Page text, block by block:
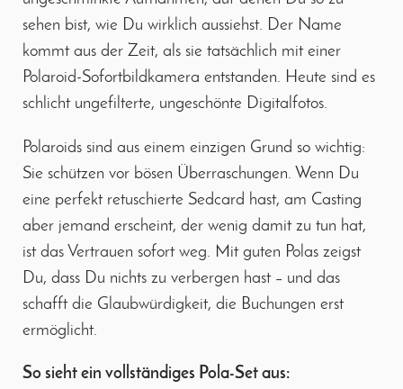
sehen bist, wie Du wirklich aussiehst. Der Name
kommt aus der Zeit, als sie tatsächlich mit einer
Polaroid-Sofortbildkamera entstanden. Heute sind es
schlicht ungefilterte, ungeschönte Digitalfotos.
Polaroids sind aus einem einzigen Grund so wichtig:
Sie schützen vor bösen Überraschungen. Wenn Du
eine perfekt retuschierte Sedcard hast, am Casting
aber jemand erscheint, der wenig damit zu tun hat,
ist das Vertrauen sofort weg. Mit guten Polas zeigst
Du, dass Du nichts zu verbergen hast – und das
schafft die Glaubwürdigkeit, die Buchungen erst
ermöglicht.
So sieht ein vollständiges Pola-Set aus: